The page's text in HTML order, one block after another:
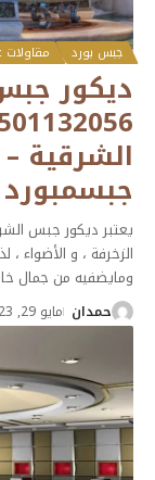
جبس بورد مقاولات
ديكور
الشرقية
يعتبر ديكور جبس
الزخرفة ، و الأضواء
ومايضفيه من جمال
حمدان مايو 29, 2023